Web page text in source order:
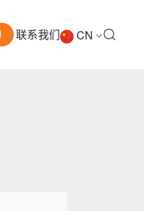
联系我们 CN